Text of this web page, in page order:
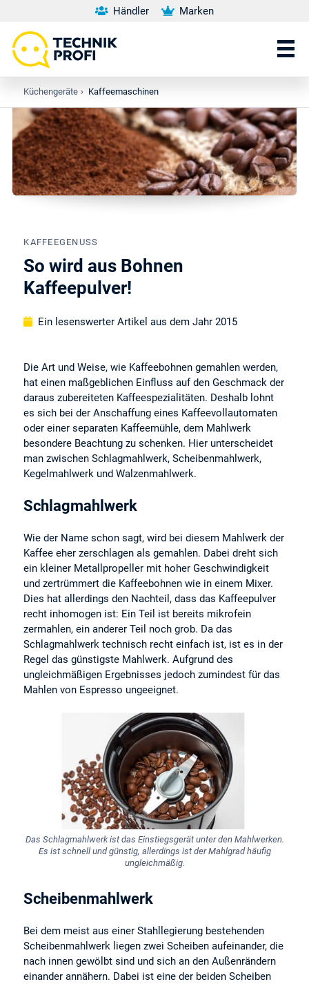
Händler Marken
Küchengeräte › Kaffeemaschinen
KAFFEEGENUSS
So wird aus Bohnen
Kaffeepulver!
Ein lesenswerter Artikel aus dem Jahr 2015
Die Art und Weise, wie Kaffeebohnen gemahlen werden,
hat einen maßgeblichen Einfluss auf den Geschmack der
daraus zubereiteten Kaffeespezialitäten. Deshalb lohnt
es sich bei der Anschaffung eines Kaffeevollautomaten
oder einer separaten Kaffeemühle, dem Mahlwerk
besondere Beachtung zu schenken. Hier unterscheidet
man zwischen Schlagmahlwerk, Scheibenmahlwerk,
Kegelmahlwerk und Walzenmahlwerk.
Schlagmahlwerk
Wie der Name schon sagt, wird bei diesem Mahlwerk der
Kaffee eher zerschlagen als gemahlen. Dabei dreht sich
ein kleiner Metallpropeller mit hoher Geschwindigkeit
und zertrümmert die Kaffeebohnen wie in einem Mixer.
Dies hat allerdings den Nachteil, dass das Kaffeepulver
recht inhomogen ist: Ein Teil ist bereits mikrofein
zermahlen, ein anderer Teil noch grob. Da das
Schlagmahlwerk technisch recht einfach ist, ist es in der
Regel das günstigste Mahlwerk. Aufgrund des
ungleichmäßigen Ergebnisses jedoch zumindest für das
Mahlen von Espresso ungeeignet.
Das Schlagmahlwerk ist das Einstiegsgerät unter den Mahlwerken.
Es ist schnell und günstig, allerdings ist der Mahlgrad häufig
ungleichmäßig.
Scheibenmahlwerk
Bei dem meist aus einer Stahllegierung bestehenden
Scheibenmahlwerk liegen zwei Scheiben aufeinander, die
nach innen gewölbt sind und sich an den Außenrändern
einander annähern. Dabei ist eine der beiden Scheiben